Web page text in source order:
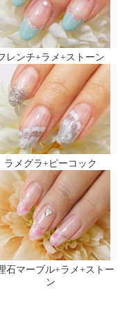
レンチ+ラメ+ストーン
ラメグラ+ピーコック
石マーブル+ラメ+ストー
ン